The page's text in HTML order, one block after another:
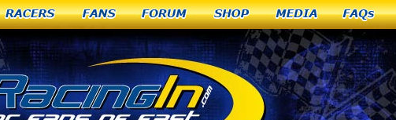
Racers Fans Forum Shop Media FAQs